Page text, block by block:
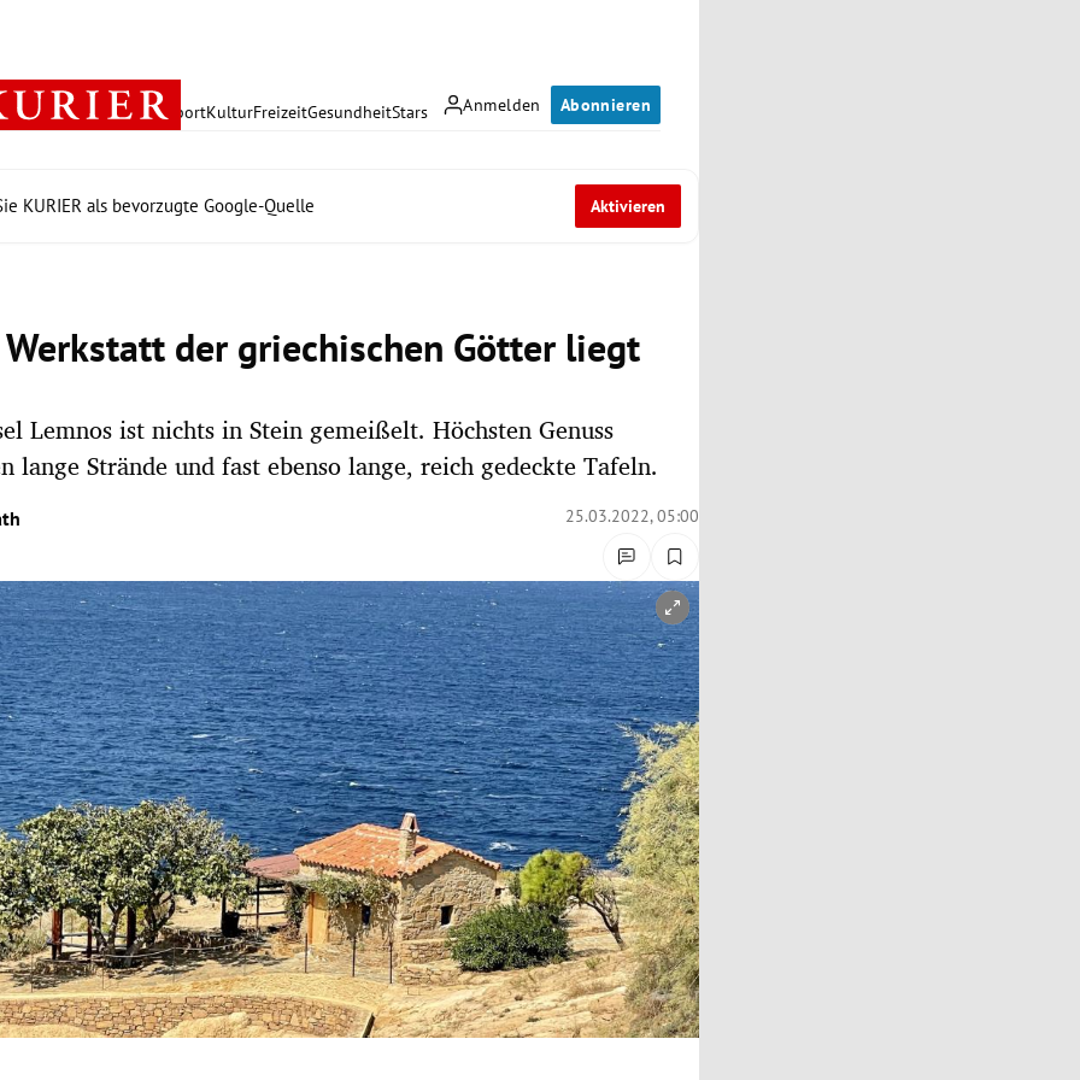
Anmelden Abonnieren
PolitikWirtschaft SportKulturFreizeitGesundheitStars
KURIER als bevorzugte Google-Quelle Aktivieren
der griechischen Götter liegt
Lemnos ist nichts in Stein gemeißelt. Höchsten Genuss
lange Strände und fast ebenso lange, reich gedeckte Tafeln.
25.03.2022, 05:00
öffnen/schließen